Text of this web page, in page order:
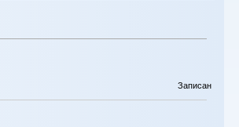
Записан